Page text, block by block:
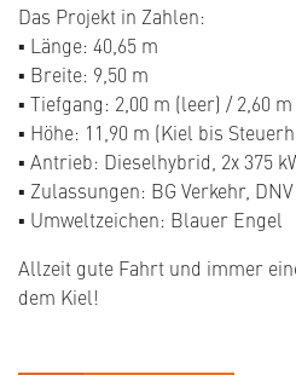
Das Projekt in Zahlen:
▪ Länge: 40,65 m
▪ Breite: 9,50 m
▪ Tiefgang: 2,00 m (leer) / 2,60
▪ Höhe: 11,90 m (Kiel bis
▪ Antrieb: Dieselhybrid, 2x 375
▪ Zulassungen: BG Verkehr,
▪ Umweltzeichen: Blauer Engel
Allzeit gute Fahrt und immer
dem Kiel!